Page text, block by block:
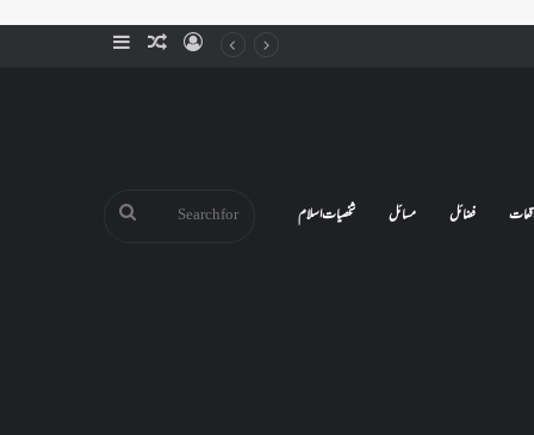
SidebarRandomLog
فضائل مسائل شخصیات اسلام Search